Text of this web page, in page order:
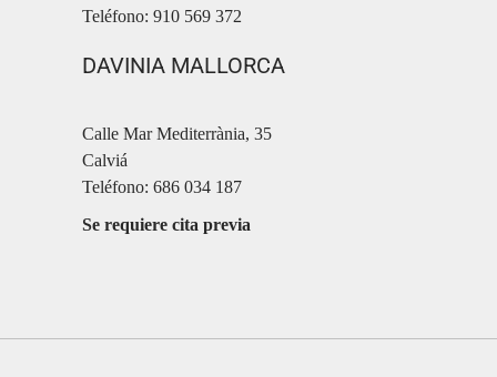
Teléfono: 910 569 372
DAVINIA MALLORCA
Calle Mar Mediterrània, 35
Calviá
Teléfono: 686 034 187
Se requiere cita previa